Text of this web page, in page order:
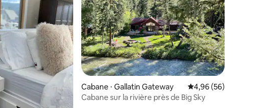
73 commentaires : 4,95 sur 5
Cabane ⋅ Gallatin Gateway Évaluation moyenne
4,96 (56)
Cabane sur la rivière près de Big Sky